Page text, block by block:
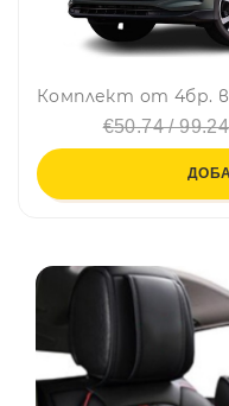
€50.74 /